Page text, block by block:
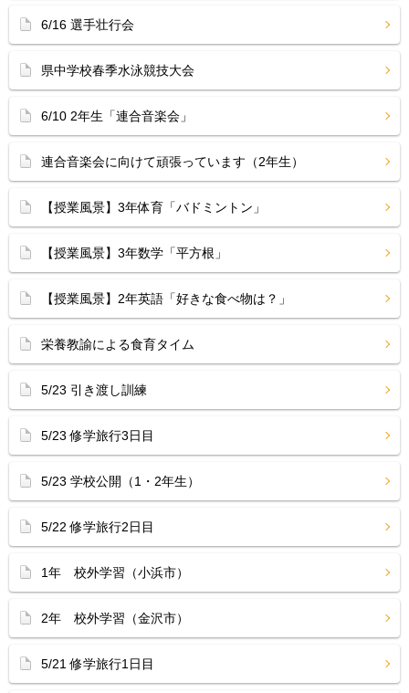
6/16 選手壮行会
県中学校春季水泳競技大会
6/10 2年生「連合音楽会」
連合音楽会に向けて頑張っています（2年生）
【授業風景】3年体育「バドミントン」
【授業風景】3年数学「平方根」
【授業風景】2年英語「好きな食べ物は？」
栄養教諭による食育タイム
5/23 引き渡し訓練
5/23 修学旅行3日目
5/23 学校公開（1・2年生）
5/22 修学旅行2日目
1年 校外学習（小浜市）
2年 校外学習（金沢市）
5/21 修学旅行1日目